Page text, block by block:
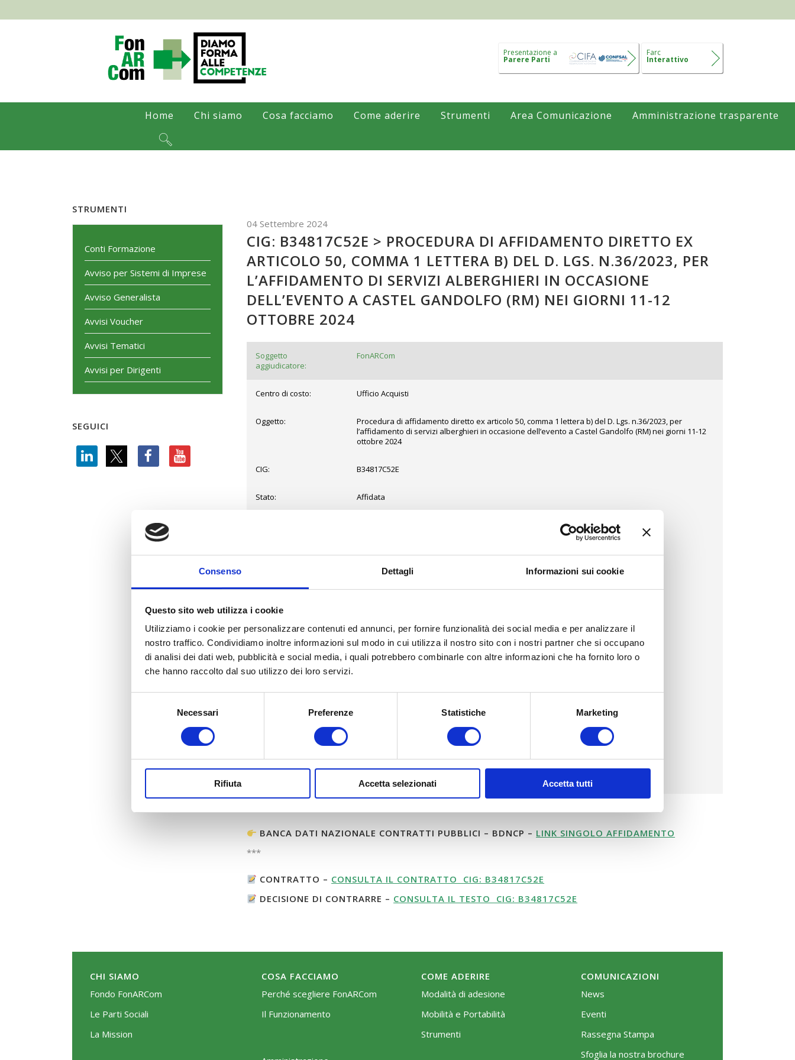
Consenso Dettagli Informazioni sui cookie
Questo sito web utilizza i cookie
Utilizziamo i cookie per personalizzare contenuti ed annunci, per fornire funzionalità dei social media e per analizzare il
nostro traffico. Condividiamo inoltre informazioni sul modo in cui utilizza il nostro sito con i nostri partner che si occupano
di analisi dei dati web, pubblicità e social media, i quali potrebbero combinarle con altre informazioni che ha fornito loro o
che hanno raccolto dal suo utilizzo dei loro servizi.
Necessari Preferenze Statistiche Marketing
Rifiuta Accetta selezionati Accetta tutti
Presentazione a
Parere Parti
Farc
Interattivo
Home Chi siamo Cosa facciamo Come aderire Strumenti Area Comunicazione Amministrazione trasparente
STRUMENTI
Conti Formazione
Avviso per Sistemi di Imprese
Avviso Generalista
Avvisi Voucher
Avvisi Tematici
Avvisi per Dirigenti
SEGUICI
04 Settembre 2024
CIG: B34817C52E > PROCEDURA DI AFFIDAMENTO DIRETTO EX
ARTICOLO 50, COMMA 1 LETTERA B) DEL D. LGS. N.36/2023, PER
L’AFFIDAMENTO DI SERVIZI ALBERGHIERI IN OCCASIONE
DELL’EVENTO A CASTEL GANDOLFO (RM) NEI GIORNI 11-12
OTTOBRE 2024
Soggetto
aggiudicatore:
FonARCom
Centro di costo: Ufficio Acquisti
Oggetto:
Procedura di affidamento diretto ex articolo 50, comma 1 lettera b) del D. Lgs. n.36/2023, per
l’affidamento di servizi alberghieri in occasione dell’evento a Castel Gandolfo (RM) nei giorni 11-12
ottobre 2024
CIG: B34817C52E
Stato: Affidata
Modalità di
Telematica
partecipazione:
Data scadenza: 05 settembre 2024 15:00:00
Importo :
Aggiudicatario: essecultura aps
aggiudicazione
comprensivo degli
BANCA DATI NAZIONALE CONTRATTI PUBBLICI – BDNCP – LINK SINGOLO AFFIDAMENTO
***
CONTRATTO – CONSULTA IL CONTRATTO CIG: B34817C52E
DECISIONE DI CONTRARRE – CONSULTA IL TESTO CIG: B34817C52E
CHI SIAMO
Fondo FonARCom
Le Parti Sociali
La Mission
COSA FACCIAMO
Perché scegliere FonARCom
Il Funzionamento
COME ADERIRE
Modalità di adesione
Mobilità e Portabilità
Strumenti
COMUNICAZIONI
News
Eventi
Rassegna Stampa
Sfoglia la nostra brochure